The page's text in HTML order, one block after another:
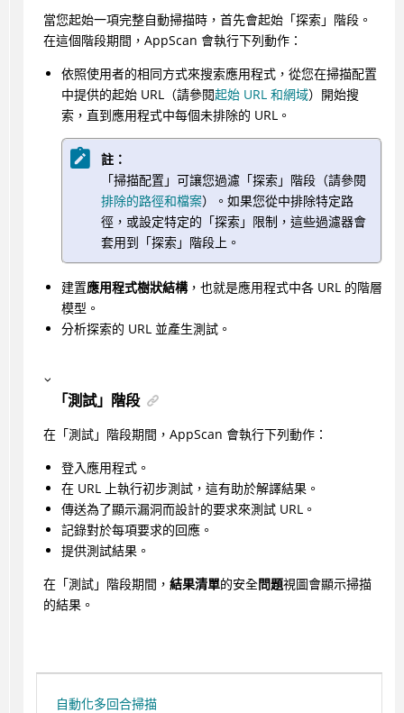
當您起始一項完整自動掃描時，首先會起始「探索」階段。
在這個階段期間， AppScan 會執行下列動作：
依照使用者的相同方式來搜索應用程式，從您在掃描配置
中提供的起始 URL（請參閱起始 URL 和網域）開始搜
索，直到應用程式中每個未排除的 URL。
註：
「掃描配置」可讓您過濾「探索」階段（請參閱
排除的路徑和檔案）。如果您從中排除特定路
徑，或設定特定的「探索」限制，這些過濾器會
套用到「探索」階段上。
建置應用程式樹狀結構，也就是應用程式中各 URL 的階層
模型。
分析探索的 URL 並產生測試。
「測試」階段
在「測試」階段期間， AppScan 會執行下列動作：
登入應用程式。
在 URL 上執行初步測試，這有助於解譯結果。
傳送為了顯示漏洞而設計的要求來測試 URL。
記錄對於每項要求的回應。
提供測試結果。
在「測試」階段期間， 結果清單的安全問題視圖會顯示掃描
的結果。
自動化多回合掃描